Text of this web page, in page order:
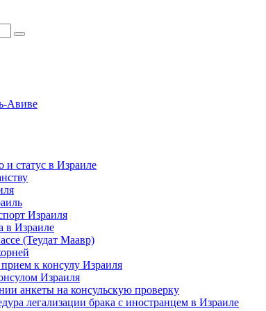
статус в Израиле
Израиля
в Израиле
(Теудат Маавр)
к консулу Израиля
Израиля
анкеты на консульскую проверку
легализации брака с иностранцем в Израиле